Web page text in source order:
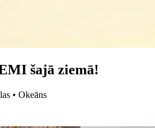
šajā ziemā!
• Okeāns